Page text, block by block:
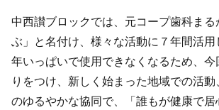
中西讃ブロックでは、元コープ歯科まる
ぶ」と名付け、様々な活動に７年間活用
年いっぱいで使用できなくなるため、今
りをつけ、新しく始まった地域での活動
のゆるやかな協同で、「誰もが健康で居